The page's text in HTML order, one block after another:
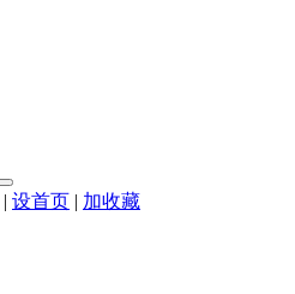
| 设首页 | 加收藏